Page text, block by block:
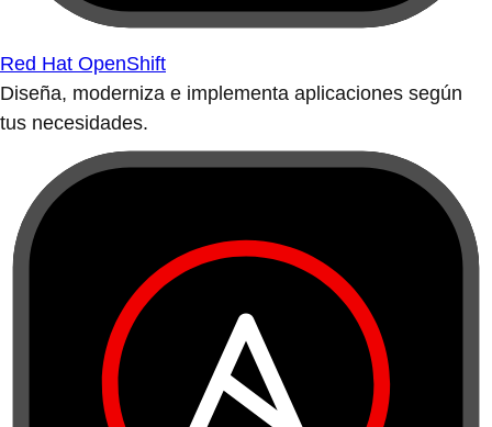
Red Hat OpenShift
Diseña, moderniza e implementa aplicaciones según
tus necesidades.